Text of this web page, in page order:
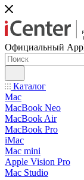
Официальный
Каталог
Mac
MacBook Neo
MacBook Air
MacBook Pro
iMac
Mac mini
Apple Vision Pro
Mac Studio